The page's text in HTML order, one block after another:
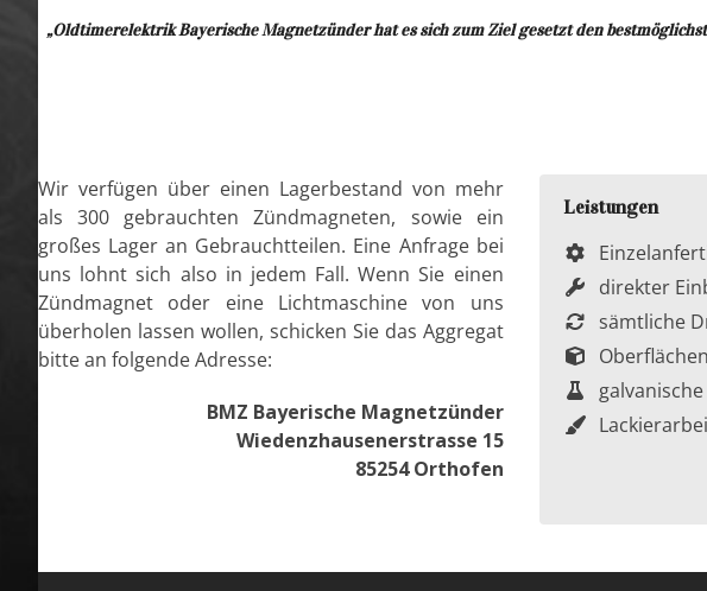
„Oldtimerelektrik Bayerische Magnetzünder hat es sich zum Ziel gesetzt den
Wir verfügen über einen Lagerbestand von mehr
als 300 gebrauchten Zündmagneten, sowie ein
großes Lager an Gebrauchtteilen. Eine Anfrage bei
uns lohnt sich also in jedem Fall. Wenn Sie einen
Zündmagnet oder eine Lichtmaschine von uns
überholen lassen wollen, schicken Sie das Aggregat
bitte an folgende Adresse:
BMZ Bayerische Magnetzünder
Wiedenzhausenerstrasse 15
85254 Orthofen
Leistungen
direkter
sämtliche